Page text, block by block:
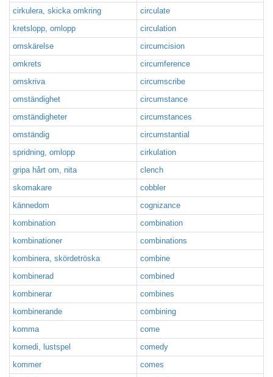
cirkulera, skicka omkring
circulate
kretslopp, omlopp
circulation
omskärelse
circumcision
omkrets
circumference
omskriva
circumscribe
omständighet
circumstance
omständigheter
circumstances
omständig
circumstantial
spridning, omlopp
cirkulation
gripa hårt om, nita
clench
skomakare
cobbler
kännedom
cognizance
kombination
combination
kombinationer
combinations
kombinera, skördetröska
combine
kombinerad
combined
kombinerar
combines
kombinerande
combining
komma
come
komedi, lustspel
comedy
kommer
comes